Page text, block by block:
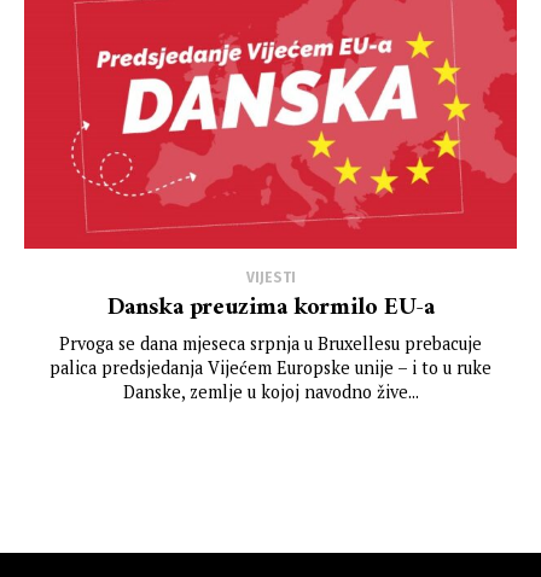
VIJESTI
Danska preuzima kormilo EU-a
Prvoga se dana mjeseca srpnja u Bruxellesu prebacuje
palica predsjedanja Vijećem Europske unije – i to u ruke
Danske, zemlje u kojoj navodno žive...